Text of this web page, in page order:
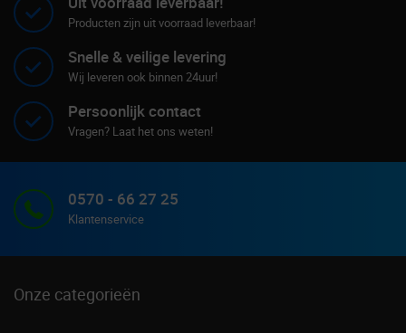
Producten zijn uit voorraad leverbaar!
Snelle & veilige levering
Wij leveren ook binnen 24uur!
Persoonlijk contact
Vragen? Laat het ons weten!
0570 - 66 27 25
Klantenservice
Onze categorieën